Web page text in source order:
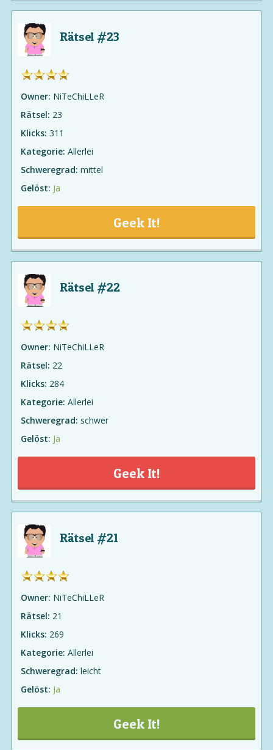
Rätsel #23
Owner: NiTeChiLLeR
Rätsel: 23
Klicks: 311
Kategorie: Allerlei
Schweregrad: mittel
Gelöst: Ja
Geek It!
Rätsel #22
Owner: NiTeChiLLeR
Rätsel: 22
Klicks: 284
Kategorie: Allerlei
Schweregrad: schwer
Gelöst: Ja
Geek It!
Rätsel #21
Owner: NiTeChiLLeR
Rätsel: 21
Klicks: 269
Kategorie: Allerlei
Schweregrad: leicht
Gelöst: Ja
Geek It!